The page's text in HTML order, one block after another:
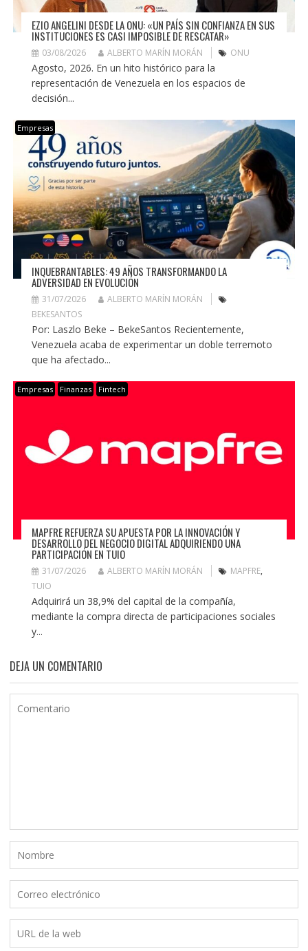
EZIO ANGELINI DESDE LA ONU: «UN PAÍS SIN CONFIANZA EN SUS
INSTITUCIONES ES CASI IMPOSIBLE DE RESCATAR»
03/08/2026 ALBERTO MARÍN MORÁN ONU
Agosto, 2026. En un hito histórico para la
representación de Venezuela en los espacios de
decisión...
Empresas
INQUEBRANTABLES: 49 AÑOS TRANSFORMANDO LA
ADVERSIDAD EN EVOLUCIÓN
31/07/2026
ALBERTO MARÍN MORÁN
BEKESANTOS
Por: Laszlo Beke – BekeSantos Recientemente,
Venezuela acaba de experimentar un doble terremoto
que ha afectado...
Empresas Finanzas Fintech
MAPFRE REFUERZA SU APUESTA POR LA INNOVACIÓN Y
DESARROLLO DEL NEGOCIO DIGITAL ADQUIRIENDO UNA
PARTICIPACIÓN EN TUIO
31/07/2026 ALBERTO MARÍN MORÁN MAPFRE,
TUIO
Adquirirá un 38,9% del capital de la compañía,
mediante la compra directa de participaciones sociales
y...
DEJA UN COMENTARIO